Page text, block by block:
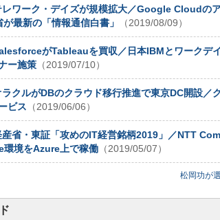
ワーク・デイズが規模拡大／Google Cloudの
最新の「情報通信白書」
（2019/08/09）
がTableauを買収／日本IBMとワークデ
ー施策 （2019/07/10）
クルがDBのクラウド移行推進で東京DC開設／
ビス （2019/06/06）
省・東証「攻めのIT経営銘柄2019」／NTT
境をAzure上で稼働 （2019/05/07）
松岡功が